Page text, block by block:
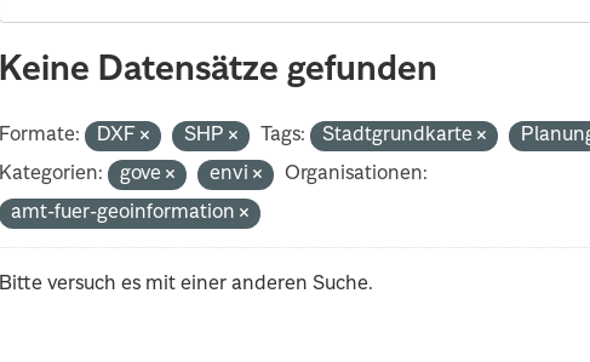
Keine Datensätze gefunden
Formate: DXF SHP Tags: Stadtgrundkarte
Kategorien:
gove envi
Organisationen:
amt-fuer-geoinformation
Bitte versuch es mit einer anderen Suche.